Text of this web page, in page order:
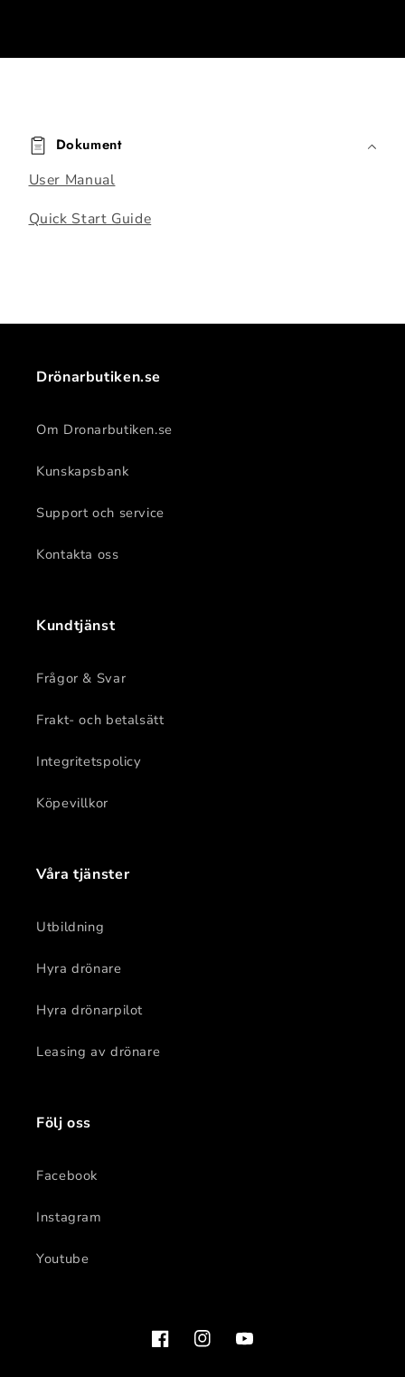
o
Dokument
User Manual
Quick Start Guide
Drönarbutiken.se
Om Dronarbutiken.se
Kunskapsbank
Support och service
Kontakta oss
Kundtjänst
Frågor & Svar
Frakt- och betalsätt
Integritetspolicy
Köpevillkor
Våra tjänster
Utbildning
Hyra drönare
Hyra drönarpilot
Leasing av drönare
Följ oss
Facebook
Instagram
Youtube
FacebookInstagramYouTube